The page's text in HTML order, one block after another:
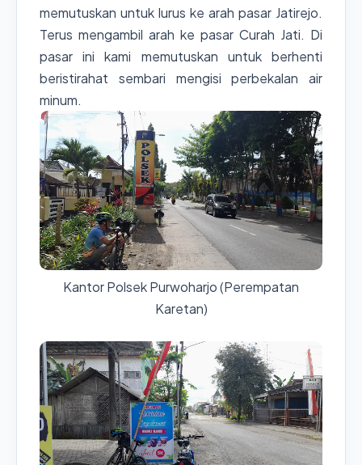
memutuskan untuk lurus ke arah pasar Jatirejo.
Terus mengambil arah ke pasar Curah Jati. Di
pasar ini kami memutuskan untuk berhenti
beristirahat sembari mengisi perbekalan air
minum.
Kantor Polsek Purwoharjo (Perempatan
Karetan)